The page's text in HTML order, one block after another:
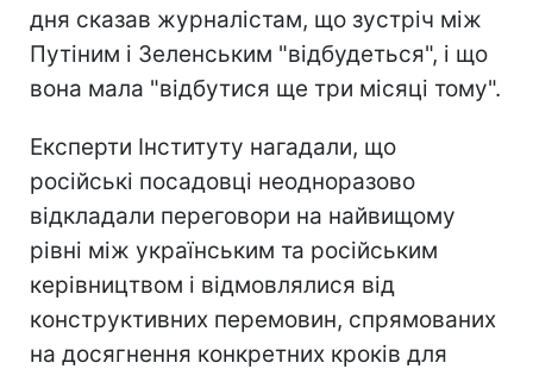
дня сказав журналістам, що зустріч між
Путіним і Зеленським "відбудеться", і що
вона мала "відбутися ще три місяці тому".
Експерти Інституту нагадали, що
російські посадовці неодноразово
відкладали переговори на найвищому
рівні між українським та російським
керівництвом і відмовлялися від
конструктивних перемовин, спрямованих
на досягнення конкретних кроків для